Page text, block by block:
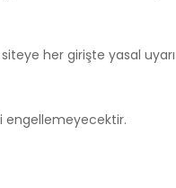
her girişte yasal
engellemeyecektir.